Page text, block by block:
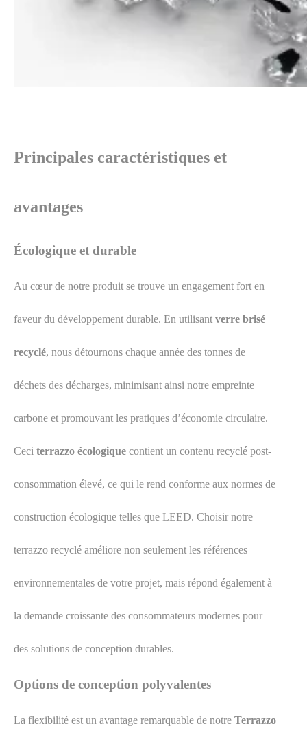
Principales caractéristiques et
avantages
Écologique et durable
Au cœur de notre produit se trouve un engagement fort en
faveur du développement durable. En utilisant verre brisé
recyclé, nous détournons chaque année des tonnes de
déchets des décharges, minimisant ainsi notre empreinte
carbone et promouvant les pratiques d’économie circulaire.
Ceci terrazzo écologique contient un contenu recyclé post-
consommation élevé, ce qui le rend conforme aux normes de
construction écologique telles que LEED. Choisir notre
terrazzo recyclé améliore non seulement les références
environnementales de votre projet, mais répond également à
la demande croissante des consommateurs modernes pour
des solutions de conception durables.
Options de conception polyvalentes
La flexibilité est un avantage remarquable de notre Terrazzo